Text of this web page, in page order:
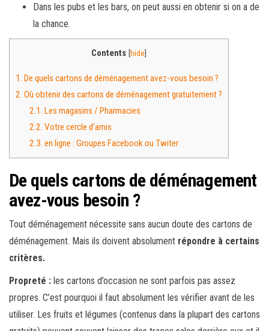
Dans les pubs et les bars, on peut aussi en obtenir si on a de
la chance.
Contents [hide]
1. De quels cartons de déménagement avez-vous besoin ?
2. Où obtenir des cartons de déménagement gratuitement ?
2.1. Les magasins / Pharmacies
2.2. Votre cercle d’amis
2.3. en ligne : Groupes Facebook ou Twiter
De quels cartons de déménagement
avez-vous besoin ?
Tout déménagement nécessite sans aucun doute des cartons de
déménagement. Mais ils doivent absolument répondre à certains
critères.
Propreté : les cartons d’occasion ne sont parfois pas assez
propres. C’est pourquoi il faut absolument les vérifier avant de les
utiliser. Les fruits et légumes (contenus dans la plupart des cartons